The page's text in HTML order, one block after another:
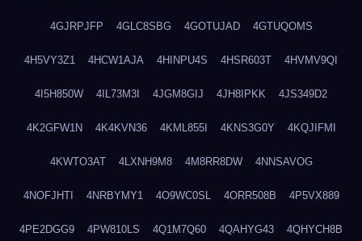
4GJRPJFP 4GLC8SBG 4GOTUJAD 4GTUQOMS
4H5VY3Z1 4HCW1AJA 4HINPU4S 4HSR603T 4HVMV9QI
4I5H850W 4IL73M3I 4JGM8GIJ 4JH8IPKK 4JS349D2
4K2GFW1N 4K4KVN36 4KML855I 4KNS3G0Y 4KQJIFMI
4KWTO3AT 4LXNH9M8 4M8RR8DW 4NNSAVOG
4NOFJHTI 4NRBYMY1 4O9WC0SL 4ORR508B 4P5VX889
4PE2DGG9 4PW810LS 4Q1M7Q60 4QAHYG43 4QHYCH8B